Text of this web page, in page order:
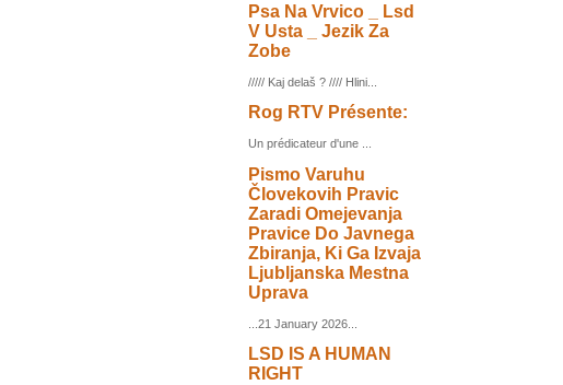
Psa Na Vrvico _ Lsd
V Usta _ Jezik Za
Zobe
///// Kaj delaš ? //// Hlini...
Rog RTV Présente:
Un prédicateur d'une ...
Pismo Varuhu
Človekovih Pravic
Zaradi Omejevanja
Pravice Do Javnega
Zbiranja, Ki Ga Izvaja
Ljubljanska Mestna
Uprava
...21 January 2026...
LSD IS A HUMAN
RIGHT